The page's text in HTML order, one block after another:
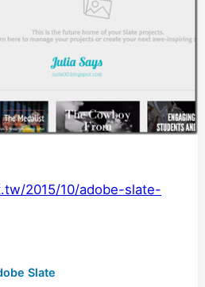
2015/10/adobe-slate-
Slate